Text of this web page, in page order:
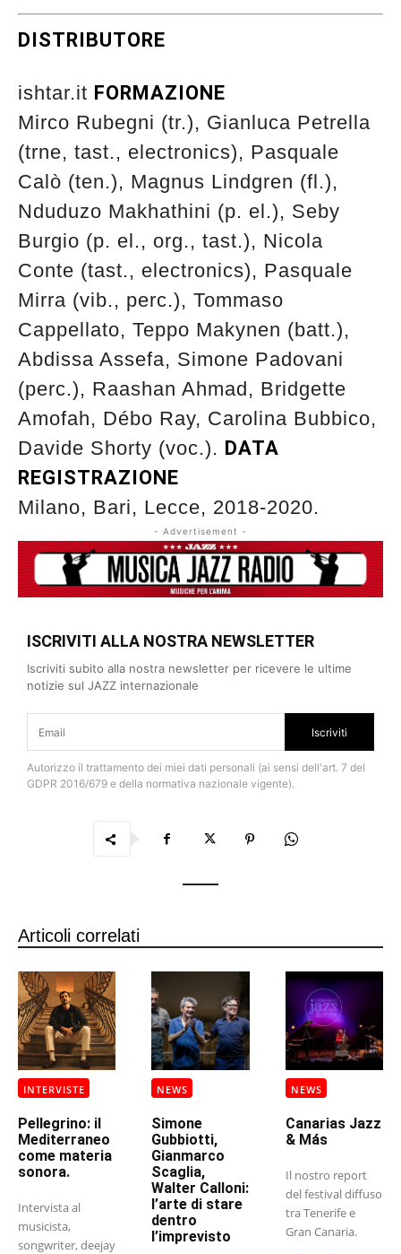
DISTRIBUTORE
ishtar.it FORMAZIONE
Mirco Rubegni (tr.), Gianluca Petrella
(trne, tast., electronics), Pasquale
Calò (ten.), Magnus Lindgren (fl.),
Nduduzo Makhathini (p. el.), Seby
Burgio (p. el., org., tast.), Nicola
Conte (tast., electronics), Pasquale
Mirra (vib., perc.), Tommaso
Cappellato, Teppo Makynen (batt.),
Abdissa Assefa, Simone Padovani
(perc.), Raashan Ahmad, Bridgette
Amofah, Débo Ray, Carolina Bubbico,
Davide Shorty (voc.). DATA
REGISTRAZIONE
Milano, Bari, Lecce, 2018-2020.
- Advertisement -
ISCRIVITI ALLA NOSTRA NEWSLETTER
Iscriviti subito alla nostra newsletter per ricevere le ultime
notizie sul JAZZ internazionale
Iscriviti
Autorizzo il trattamento dei miei dati personali (ai sensi dell'art. 7 del
GDPR 2016/679 e della normativa nazionale vigente).
Articoli correlati
INTERVISTE
Pellegrino: il
Mediterraneo
come materia
sonora.
Intervista al
musicista,
songwriter, deejay
NEWS
Simone
Gubbiotti,
Gianmarco
Scaglia,
Walter Calloni:
l’arte di stare
dentro
l’imprevisto
NEWS
Canarias Jazz
& Más
Il nostro report
del festival diffuso
tra Tenerife e
Gran Canaria.